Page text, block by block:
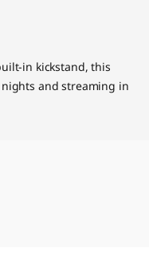
in kickstand, this
and streaming in